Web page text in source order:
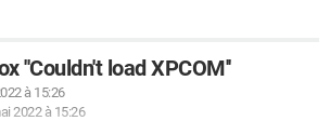
''Couldn't load XPCOM''
à 15:26
2022 à 15:26